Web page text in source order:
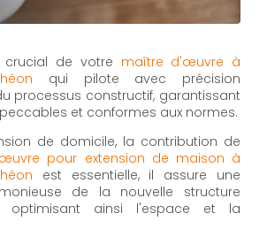
crucial de votre maître d'œuvre à
qui pilote avec précision
processus constructif, garantissant
et conformes aux normes.
de domicile, la contribution de
pour extension de maison à
est essentielle, il assure une
de la nouvelle structure
optimisant ainsi l'espace et la